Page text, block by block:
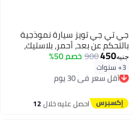
جي تي جي تويز سيارة نموذجية
بالتحكم عن بعد، أحمر، بلاستيك،
مقياس 1:16، وظائف كاملة للأمام
والخلف واليمين واليسار، تعمل
جنيه450
900 خصم 50%
3+ سنوات أقل سعر في 30 يوم
توصيل مجاني
احصل عليه خلال12